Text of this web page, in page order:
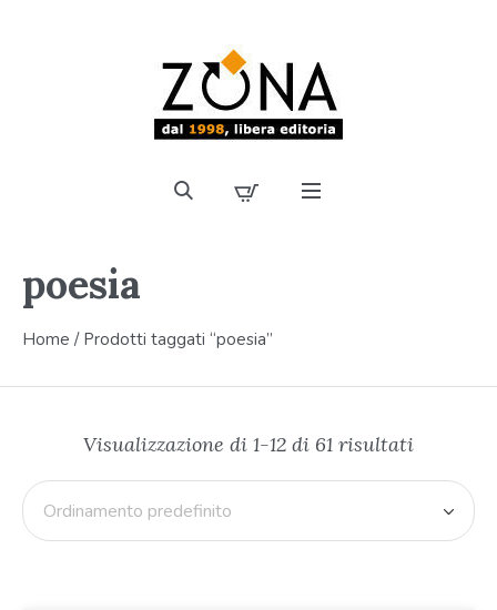
poesia
Home / Prodotti taggati “poesia”
Visualizzazione di 1-12 di 61 risultati